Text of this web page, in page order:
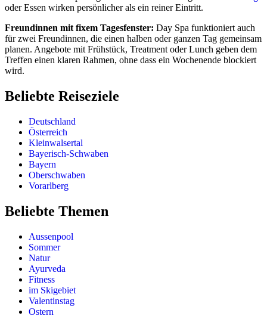
oder Essen wirken persönlicher als ein reiner Eintritt.
Freundinnen mit fixem Tagesfenster: Day Spa funktioniert auch
für zwei Freundinnen, die einen halben oder ganzen Tag gemeinsam
planen. Angebote mit Frühstück, Treatment oder Lunch geben dem
Treffen einen klaren Rahmen, ohne dass ein Wochenende blockiert
wird.
Beliebte Reiseziele
Deutschland
Österreich
Kleinwalsertal
Bayerisch-Schwaben
Bayern
Oberschwaben
Vorarlberg
Beliebte Themen
Aussenpool
Sommer
Natur
Ayurveda
Fitness
im Skigebiet
Valentinstag
Ostern